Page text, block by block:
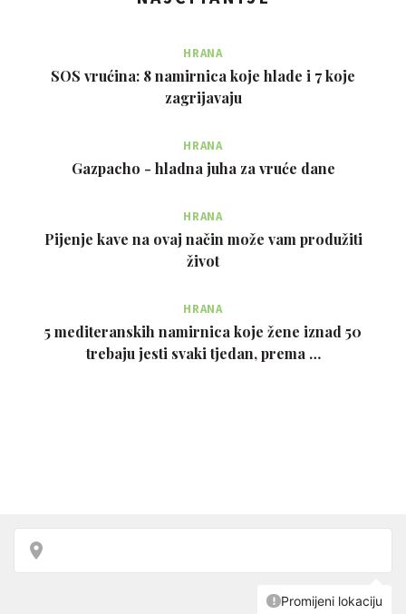
HRANA
SOS vrućina: 8 namirnica koje hlade i 7 koje
zagrijavaju
HRANA
Gazpacho - hladna juha za vruće dane
HRANA
Pijenje kave na ovaj način može vam produžiti
život
HRANA
5 mediteranskih namirnica koje žene iznad 50
trebaju jesti svaki tjedan, prema …